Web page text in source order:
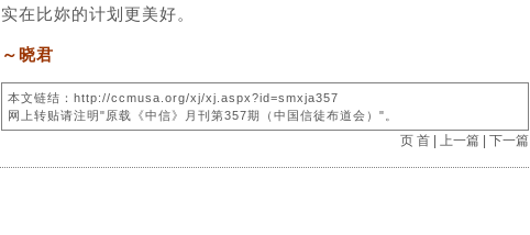
实在比妳的计划更美好。
～晓君
本文链结：http://ccmusa.org/xj/xj.aspx?id=smxja357
网上转贴请注明"原载《中信》月刊第357期（中国信徒布道会）"。
页 首 |上一篇 |下一篇